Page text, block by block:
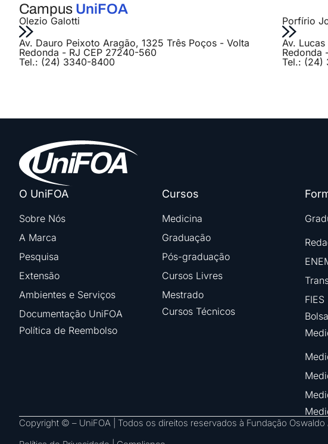
Campus UniFOA
Olezio Galotti
Av. Dauro Peixoto Aragão, 1325 Três Poços - Volta
Redonda - RJ CEP 27240-560
Tel.: (24) 3340-8400
Porfírio
Av.
Redonda
Tel.: (24)
O UniFOA
Sobre Nós
A Marca
Pesquisa
Extensão
Ambientes e Serviços
Documentação UniFOA
Política de Reembolso
Cursos
Medicina
Graduação
Pós-graduação
Cursos Livres
Mestrado
Cursos Técnicos
FIES
Copyright © – UniFOA | Todos os direitos reservados à Fundação Oswaldo